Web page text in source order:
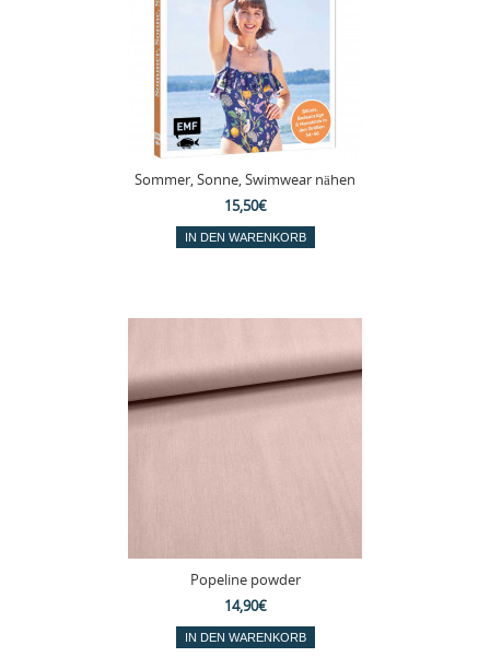
Sommer, Sonne, Swimwear nähen
15,50€
Popeline powder
14,90€